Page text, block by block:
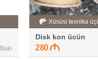
Bakı
Xüsüsi texnika
Disk kon ücün
280